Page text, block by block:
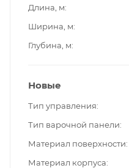
Длина, м
Ширина, м
Глубина, м
Новые
Тип управления
Тип варочной панели
Материал поверхности
Материал корпуса